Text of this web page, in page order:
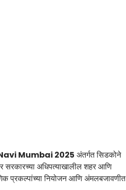
Mumbai 2025 अंतर्गत सिडकोने
सरकारच्या अधिपत्याखालील शहर आणि
प्रकल्पांच्या नियोजन आणि अंमलबजावणीत